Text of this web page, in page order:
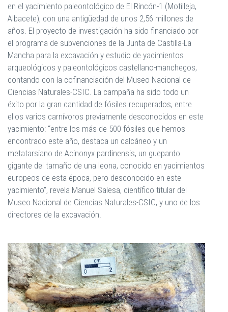
en el yacimiento paleontológico de El Rincón-1 (Motilleja,
Albacete), con una antigüedad de unos 2,56 millones de
años. El proyecto de investigación ha sido financiado por
el programa de subvenciones de la Junta de Castilla-La
Mancha para la excavación y estudio de yacimientos
arqueológicos y paleontológicos castellano-manchegos,
contando con la cofinanciación del Museo Nacional de
Ciencias Naturales-CSIC. La campaña ha sido todo un
éxito por la gran cantidad de fósiles recuperados, entre
ellos varios carnívoros previamente desconocidos en este
yacimiento: “entre los más de 500 fósiles que hemos
encontrado este año, destaca un calcáneo y un
metatarsiano de Acinonyx pardinensis, un guepardo
gigante del tamaño de una leona, conocido en yacimientos
europeos de esta época, pero desconocido en este
yacimiento”, revela Manuel Salesa, científico titular del
Museo Nacional de Ciencias Naturales-CSIC, y uno de los
directores de la excavación.